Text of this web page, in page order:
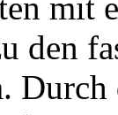
den